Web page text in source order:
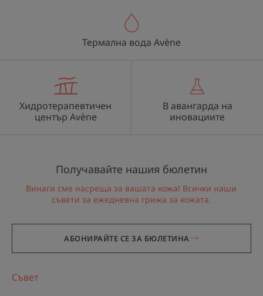
Термална вода Avène
Хидротерапевтичен
център Avène
В авангарда на
иновациите
Получавайте нашия бюлетин
Винаги сме насреща за вашата кожа! Всички наши
съвети за ежедневна грижа за кожата.
АБОНИРАЙТЕ СЕ ЗА БЮЛЕТИНА
Съвет